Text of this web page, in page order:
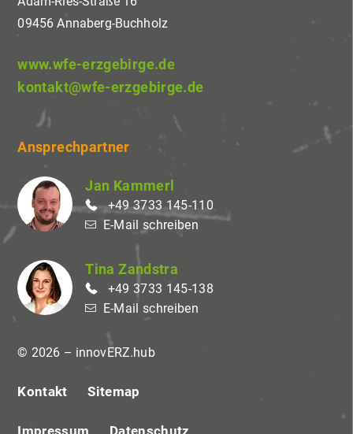
09456 Annaberg-Buchholz
www.wfe-erzgebirge.de
kontakt@wfe-erzgebirge.de
Ansprechpartner
Jan Kammerl
+49 3733 145-110
E-Mail schreiben
Tina Zandstra
+49 3733 145-138
E-Mail schreiben
© 2026 – innovERZ.hub
Kontakt Sitemap
Impressum Datenschutz